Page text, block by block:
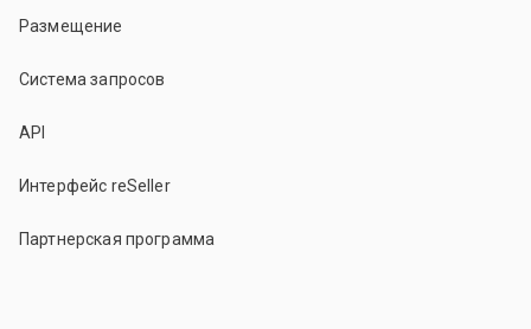
Размещение
Система запросов
API
Интерфейс reSeller
Партнерская программа